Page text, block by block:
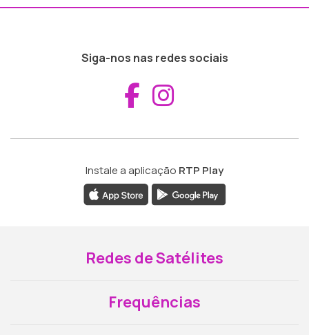
Siga-nos nas redes sociais
Aceder ao
Instale a aplicação RTP Play
Redes de Satélites
Frequências